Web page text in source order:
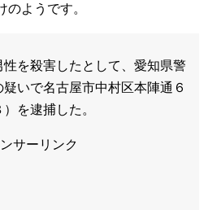
のようです。
性を殺害したとして、愛知県警
いで名古屋市中村区本陣通６
を逮捕した。
サーリンク